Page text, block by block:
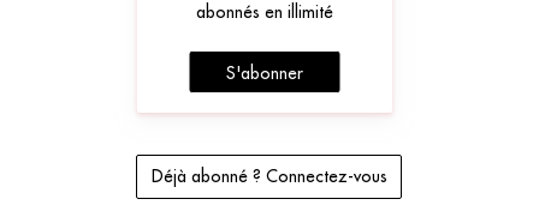
abonnés en illimité
S'abonner
Déjà abonné ? Connectez-vous